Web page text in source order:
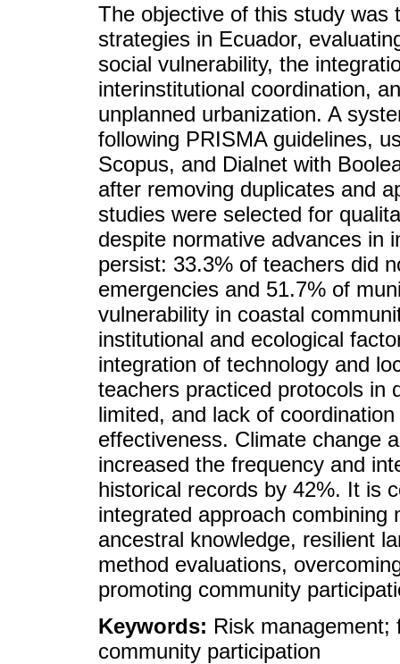
The objective of this study was
strategies in Ecuador,
social vulnerability, the
interinstitutional coordination,
unplanned urbanization. A
following PRISMA guidelines,
Scopus, and Dialnet with
after removing duplicates and
studies were selected for
despite normative advances in
persist: 33.3% of teachers did
emergencies and 51.7% of
vulnerability in coastal
institutional and ecological
integration of technology and
teachers practiced protocols in
limited, and lack of
effectiveness. Climate change
increased the frequency and
historical records by 42%. It is
integrated approach combining
ancestral knowledge, resilient
method evaluations,
promoting community
Keywords: Risk management;
community participation